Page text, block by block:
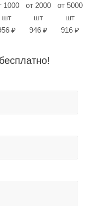
1000
шт
₽
от 2000
шт
946 ₽
от 5000
шт
916 ₽